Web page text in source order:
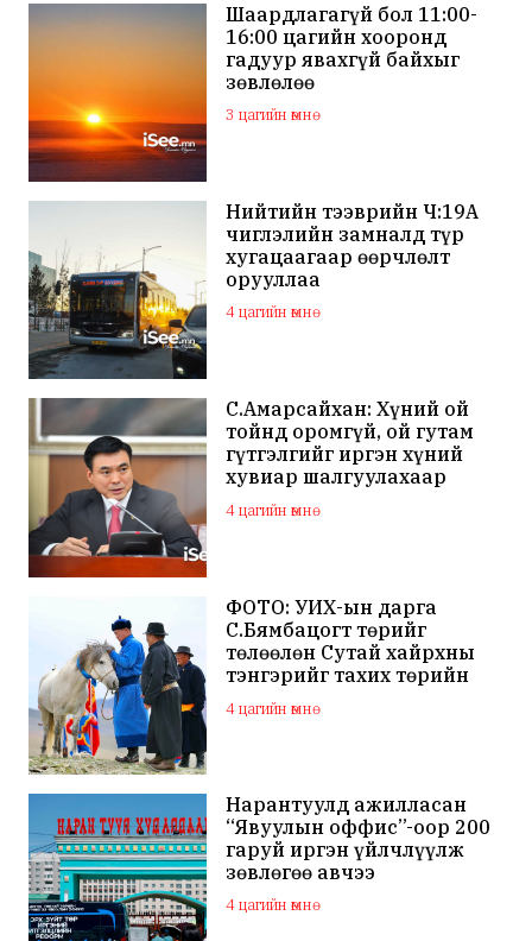
Шаардлагагүй бол 11:00-
16:00 цагийн хооронд
гадуур явахгүй байхыг
зөвлөлөө
3 цагийн өмнө
Нийтийн тээврийн Ч:19А
чиглэлийн замналд түр
хугацаагаар өөрчлөлт
орууллаа
4 цагийн өмнө
С.Амарсайхан: Хүний ой
тойнд оромгүй, ой гутам
гүтгэлгийг иргэн хүний
хувиар шалгуулахаар
хуулийн байгууллагад
хандсан
4 цагийн өмнө
ФОТО: УИХ-ын дарга
С.Бямбацогт төрийг
төлөөлөн Сутай хайрхны
тэнгэрийг тахих төрийн
тахилгад оролцлоо
4 цагийн өмнө
Нарантуулд ажилласан
“Явуулын оффис”-оор 200
гаруй иргэн үйлчлүүлж
зөвлөгөө авчээ
4 цагийн өмнө